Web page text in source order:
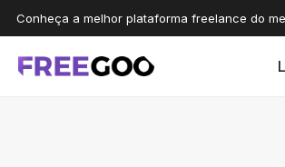
Conheça a melhor plataforma freelance do